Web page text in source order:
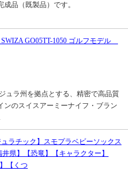
品（既製品）です。
GO05TT-1050 ゴルフモデル
ュラ州を拠点とする、精密で高品質
ンのスイスアーミーナイフ・ブラン
ュラチック】スモプラベビーソックス
井県】【恐竜】【キャラクター】
【くつ